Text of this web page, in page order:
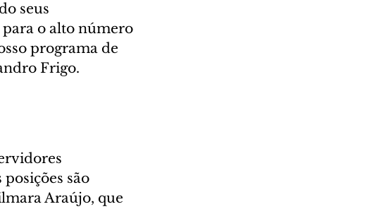
seus
para o alto número
programa de
Frigo.
são
Araújo, que